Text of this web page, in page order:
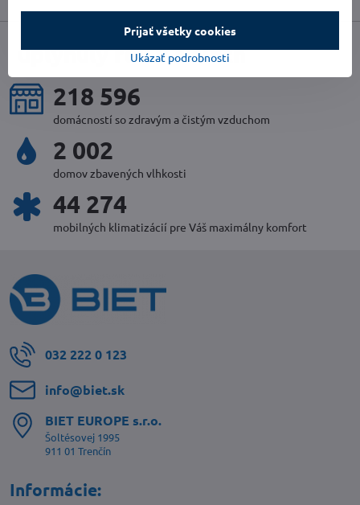
uplynulý rok v číslach
236 320
domácností so zdravým a čistým vzduchom
2 170
domov zbavených vlhkosti
48 042
mobilných klimatizácií pre Váš maximálny komfort
032 222 0 123
info​@biet​.sk
BIET EUROPE s​.r​.o​.
Šoltésovej 1995
911 01 Trenčín
Informácie:
Ukázať podrobnosti
Prijať všetky cookies